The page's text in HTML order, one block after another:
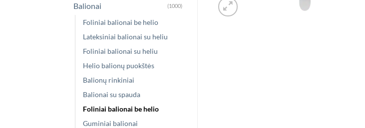
Balionai (1000)
Foliniai balionai be helio
Lateksiniai balionai su heliu
Foliniai balionai su heliu
Helio balionų puokštės
Balionų rinkiniai
Balionai su spauda
Foliniai balionai be helio
Guminiai balionai